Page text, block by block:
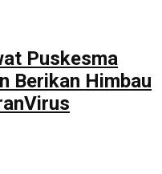
Puskesma
Berikan Himbau